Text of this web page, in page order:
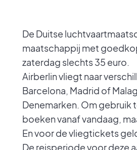
De Duitse
maatschappij met
zaterdag slechts 35 euro.
Airberlin vliegt naar
Barcelona, Madrid of
Denemarken. Om gebruik
boeken vanaf vandaag,
En voor de vliegtickets
De reisperiode voor deze